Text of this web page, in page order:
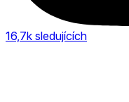
16,7k sledujících